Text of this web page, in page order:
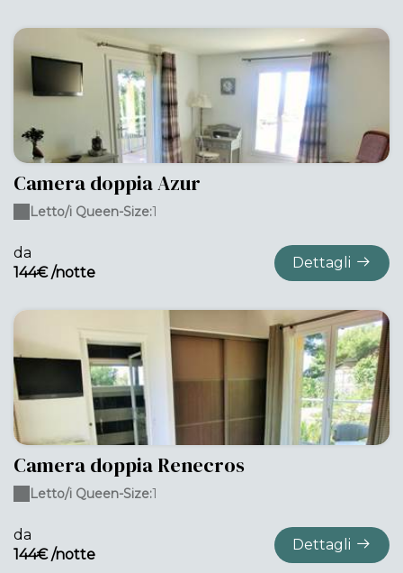
Camera doppia Azur
da
144€ /notte
Dettagli
Letto/i Queen-Size:1
Camera doppia Renecros
da
144€ /notte
Dettagli
Letto/i Queen-Size:1